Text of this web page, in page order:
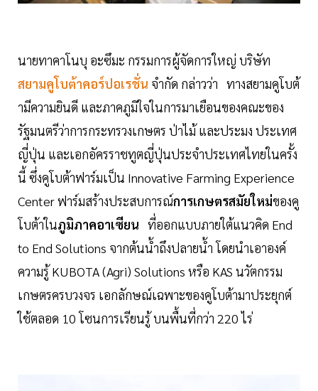
นายทาคาโนบุ อะซึมะ กรรมการผู้จัดการใหญ่ บริษัท
สยามคูโบต้าคอร์ปอเรชั่น จำกัด กล่าวว่า ทางสยามคูโบต้
ามีความยินดี และภาคภูมิใจในการมาเยือนของคณะของ
รัฐมนตรีว่าการกระทรวงเกษตร ป่าไม้ และประมง ประเทศ
ญี่ปุ่น และเอกอัครราชทูตญี่ปุ่นประจำประเทศไทยในครั้ง
นี้ ซึ่งคูโบต้าฟาร์มเป็น Innovative Farming Experience
Center ฟาร์มสร้างประสบการณ์การเกษตรสมัยใหม่ของคู
โบต้าในภูมิภาคอาเซียน ที่ออกแบบภายใต้แนวคิด End
to End Solutions จากต้นน้ำถึงปลายน้ำ โดยนำเอาองค์
ความรู้ KUBOTA (Agri) Solutions หรือ KAS นวัตกรรม
เกษตรครบวงจร เอกลักษณ์เฉพาะของคูโบต้ามาประยุกต์
ใช้ตลอด 10 โซนการเรียนรู้ บนพื้นที่กว่า 220 ไร่